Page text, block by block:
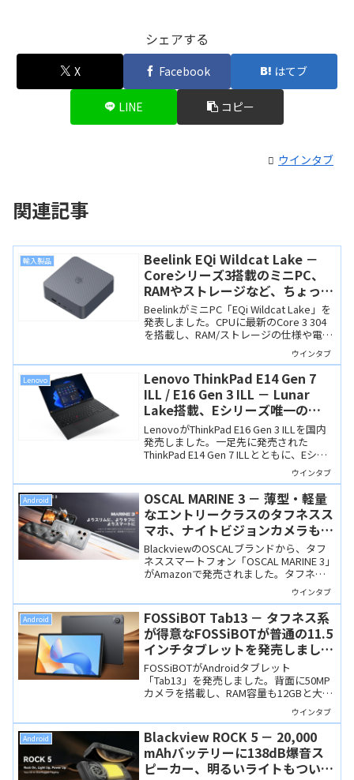
シェアする
X Facebook はてブ
LINE コピー
ウインタブ
関連記事
輸入製品
Beelink EQi Wildcat Lake －
Coreシリーズ3搭載のミニPC、
RAMやストレージなど、ちょっと
個性的なところもあります
BeelinkがミニPC「EQi Wildcat Lake」を
発表しました。CPUに最新のCore 3 304
を搭載し、RAM/ストレージの仕様や電源
内蔵設計など、ちょっと個性的な特徴を
ウインタブ
Lenovo
Lenovo ThinkPad E14 Gen 7
ILL / E16 Gen 3 ILL － Lunar
Lake搭載、Eシリーズ唯一の
Copilot+ PC
LenovoがThinkPad E16 Gen 3 ILLを国内
発売しました。一足先に発売された
ThinkPad E14 Gen 7 ILLとともに、Eシリ
ーズで唯一Copilot+ PCに対応します。価
格はEシリーズとしては高めですが、
Copilot+ PCとしてはリーズナブル。
ウインタブ
Android
OSCAL MARINE 3 － 薄型・軽量
なエントリークラスのタフネスス
マホ、ナイトビジョンカメラも搭
載してセール価格25,055円
BlackviewのOSCALブランドから、タフ
ネススマートフォン「OSCAL MARINE 3」
がAmazonで発売されました。タフネス
スマホとしてはエントリーモデルなが
ら、厚さ10.7mm・245gと薄型・軽量な
ので、街なかでも使いやすそうです。
ウインタブ
Android
FOSSiBOT Tab13 － タフネス系
が得意なFOSSiBOTが普通の11.5
インチタブレットを発売しまし
た。Helio G99搭載
FOSSiBOTがAndroidタブレット
「Tab13」を発売しました。背面に50MP
カメラを搭載し、RAM容量も12GBと大き
めですが、ちょっと高いかな…。ウインタブ
Android
Blackview ROCK 5 － 20,000
mAhバッテリーに138dB爆音ス
ピーカー、明るいライトもつい